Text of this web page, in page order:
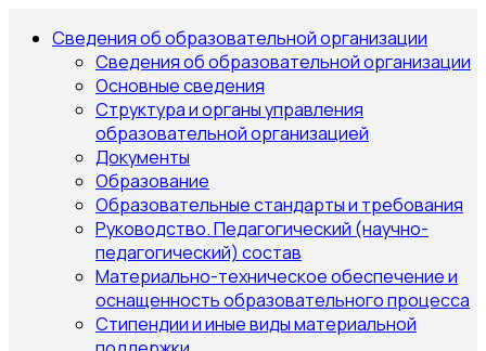
Сведения об образовательной организации
Сведения об образовательной организации
Основные сведения
Структура и органы управления
образовательной организацией
Документы
Образование
Образовательные стандарты и требования
Руководство. Педагогический (научно-
педагогический) состав
Материально-техническое обеспечение и
оснащенность образовательного процесса
Стипендии и иные виды материальной